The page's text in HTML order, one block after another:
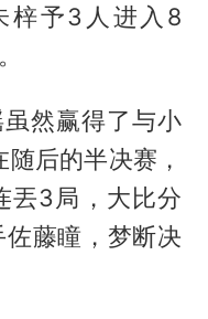
梓予3人进入8
然赢得了与小
后的半决赛，
丟3局，大比分
藤瞳，梦断决